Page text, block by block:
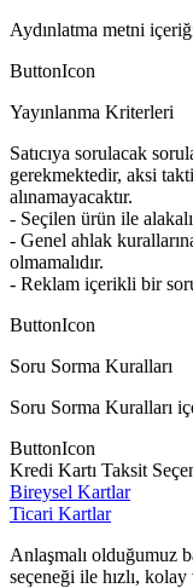
Aydınlatma metni
ButtonIcon
Yayınlanma Kriterleri
Satıcıya sorulacak
gerekmektedir, aksi
alınamayacaktır.
- Seçilen ürün ile alakalı
- Genel ahlak
olmamalıdır.
- Reklam içerikli bir
ButtonIcon
Soru Sorma Kuralları
Soru Sorma Kuralları
ButtonIcon
Kredi Kartı Taksit
Bireysel Kartlar
Ticari Kartlar
Anlaşmalı olduğumuz
seçeneği ile hızlı,